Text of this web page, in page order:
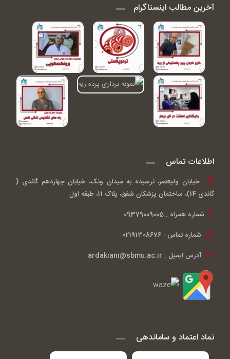
آخرین مطالب اینستاگرام
اطلاعات تماس
خیابان ولیعصر، نرسیده به میدان ونک، خیابان چهاردهم گاندی (
گاندی 14)، ساختمان پزشکان شفق، پلاک 11، طبقه اول
شماره همراه : 09379009005
شماره تماس : 02191308676
آدرس ایمیل : ardakiani@sbmu.ac.ir
نماد اعتماد و ساماندهی